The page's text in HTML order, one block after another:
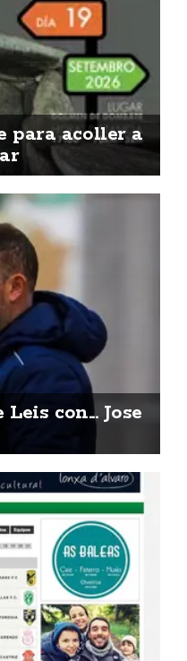
para acoller a
con... Jose